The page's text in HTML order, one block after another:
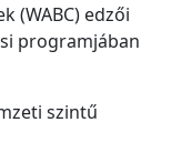
(WABC) edzői
programjában
szintű